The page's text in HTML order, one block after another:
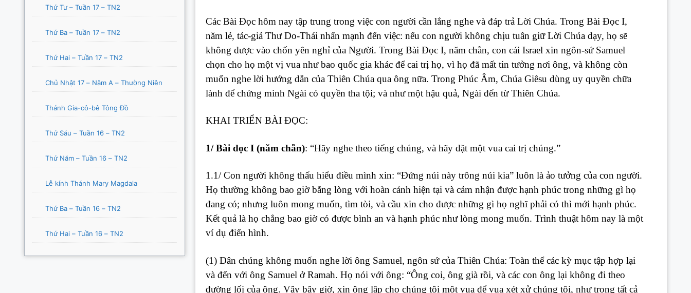
Các Bài Đọc hôm nay tập trung trong việc con người cần lắng nghe và đáp trả Lời Chúa. Trong Bài Đọc I,
năm lẻ, tác-giả Thư Do-Thái nhấn mạnh đến việc: nếu con người không chịu tuân giữ Lời Chúa dạy, họ sẽ
không được vào chốn yên nghỉ của Người. Trong Bài Đọc I, năm chẵn, con cái Israel xin ngôn-sứ Samuel
chọn cho họ một vị vua như bao quốc gia khác để cai trị họ, vì họ đã mất tin tưởng nơi ông, và không còn
muốn nghe lời hướng dẫn của Thiên Chúa qua ông nữa. Trong Phúc Âm, Chúa Giêsu dùng uy quyền chữa
lành để chứng minh Ngài có quyền tha tội; và như một hậu quả, Ngài đến từ Thiên Chúa.
KHAI TRIỂN BÀI ĐỌC:
1/Bài đọc I (năm chẵn): “Hãy nghe theo tiếng chúng, và hãy đặt một vua cai trị chúng.”
1.1/ Con người không thấu hiểu điều mình xin: “Đứng núi này trông núi kia” luôn là ảo tưởng của con người.
Họ thường không bao giờ bằng lòng với hoàn cảnh hiện tại và cảm nhận được hạnh phúc trong những gì họ
đang có; nhưng luôn mong muốn, tìm tòi, và cầu xin cho được những gì họ nghĩ phải có thì mới hạnh phúc.
Kết quả là họ chẳng bao giờ có được bình an và hạnh phúc như lòng mong muốn. Trình thuật hôm nay là một
ví dụ điển hình.
(1) Dân chúng không muốn nghe lời ông Samuel, ngôn sứ của Thiên Chúa: Toàn thể các kỳ mục tập hợp lại
và đến với ông Samuel ở Ramah. Họ nói với ông: “Ông coi, ông già rồi, và các con ông lại không đi theo
đường lối của ông. Vậy bây giờ, xin ông lập cho chúng tôi một vua để vua xét xử chúng tôi, như trong tất cả
Thứ Tư – Tuần 17 – TN2
Thứ Ba – Tuần 17 – TN2
Thứ Hai – Tuần 17 – TN2
Chủ Nhật 17 – Năm A – Thường Niên
Thánh Gia-cô-bê Tông Đồ
Thứ Sáu – Tuần 16 – TN2
Thứ Năm – Tuần 16 – TN2
Lễ kính Thánh Mary Magdala
Thứ Ba – Tuần 16 – TN2
Thứ Hai – Tuần 16 – TN2